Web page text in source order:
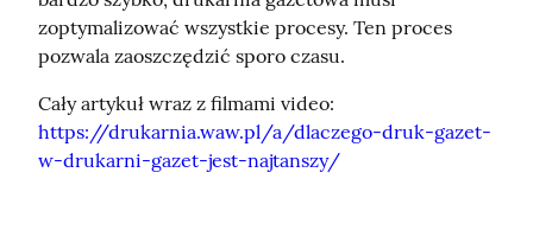
zoptymalizować wszystkie procesy. Ten proces
pozwala zaoszczędzić sporo czasu.
https://drukarnia.waw.pl/a/dlaczego-druk-gazet-
w-drukarni-gazet-jest-najtanszy/